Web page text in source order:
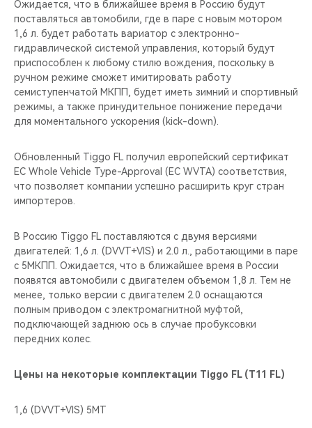
Ожидается, что в ближайшее время в Россию будут
поставляться автомобили, где в паре с новым мотором
1,6 л. будет работать вариатор с электронно-
гидравлической системой управления, который будут
приспособлен к любому стилю вождения, поскольку в
ручном режиме сможет имитировать работу
семиступенчатой МКПП, будет иметь зимний и спортивный
режимы, а также принудительное понижение передачи
для моментального ускорения (kick-down).
Обновленный Tiggo FL получил европейский сертификат
EC Whole Vehicle Type-Approval (EC WVTA) соответствия,
что позволяет компании успешно расширить круг стран
импортеров.
В Россию Tiggo FL поставляются с двумя версиями
двигателей: 1,6 л. (DVVT+VIS) и 2.0 л., работающими в паре
с 5МКПП. Ожидается, что в ближайшее время в России
появятся автомобили с двигателем объемом 1,8 л. Тем не
менее, только версии с двигателем 2.0 оснащаются
полным приводом с электромагнитной муфтой,
подключающей заднюю ось в случае пробуксовки
передних колес.
Цены на некоторые комплектации Tiggo FL (T11 FL)
1,6 (DVVT+VIS) 5МТ